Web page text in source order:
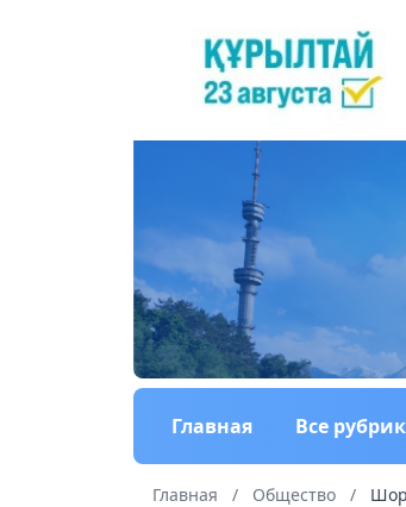
Главная Все
Главная / Общество /